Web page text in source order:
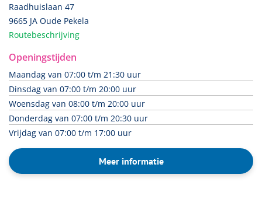
Raadhuislaan 47
9665 JA Oude Pekela
Routebeschrijving
Openingstijden
Maandag van 07:00 t/m 21:30 uur
Dinsdag van 07:00 t/m 20:00 uur
Woensdag van 08:00 t/m 20:00 uur
Donderdag van 07:00 t/m 20:30 uur
Vrijdag van 07:00 t/m 17:00 uur
Meer informatie